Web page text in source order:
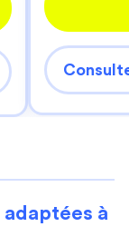
adaptées à